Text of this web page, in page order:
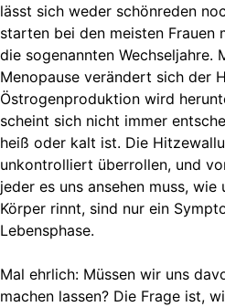
lässt sich weder schönreden
starten bei den meisten Frauen
die sogenannten Wechseljahre.
Menopause verändert sich der
Östrogenproduktion wird
scheint sich nicht immer
heiß oder kalt ist. Die
unkontrolliert überrollen, und
jeder es uns ansehen muss,
Körper rinnt, sind nur ein
Lebensphase.
Mal ehrlich: Müssen wir uns
machen lassen? Die Frage ist,